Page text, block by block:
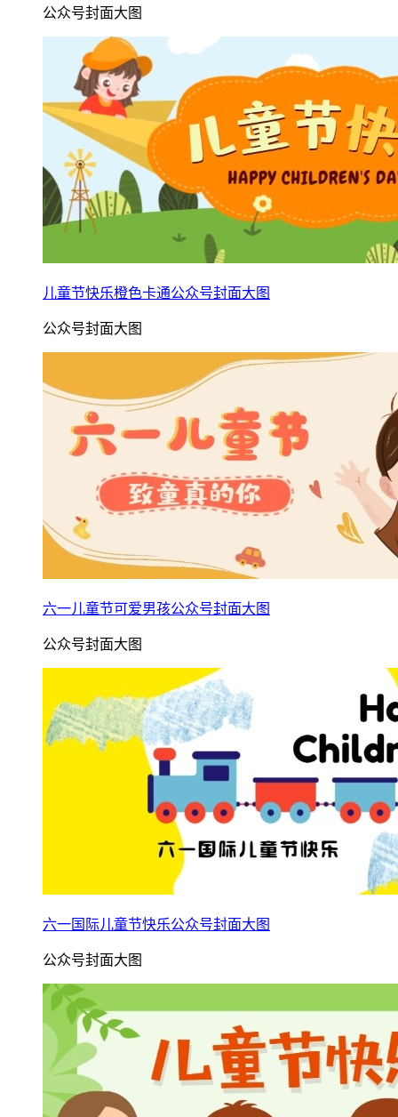
公众号封面大图
儿童节快乐橙色卡通公众号封面大图
公众号封面大图
六一儿童节可爱男孩公众号封面大图
公众号封面大图
六一国际儿童节快乐公众号封面大图
公众号封面大图